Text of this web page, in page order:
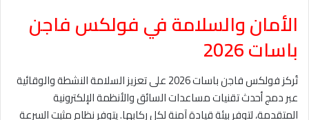
الأمان والسلامة في فولكس فاجن
باسات 2026
تُركز فولكس فاجن باسات 2026 على تعزيز السلامة النشطة والوقائية
عبر دمج أحدث تقنيات مساعدات السائق والأنظمة الإلكترونية
المتقدمة، لتوفر بيئة قيادة آمنة لكل ركابها. يتوفر نظام مثبت السرعة